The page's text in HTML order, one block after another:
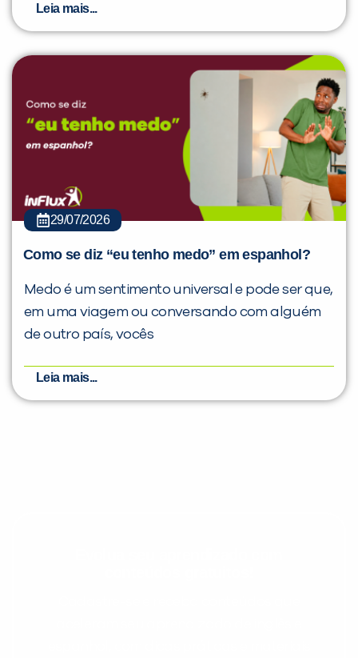
Leia mais...
29/07/2026
Como se diz “eu tenho medo” em espanhol?
Medo é um sentimento universal e pode ser que,
em uma viagem ou conversando com alguém
de outro país, vocês
Leia mais...